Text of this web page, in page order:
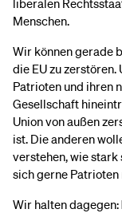
liberalen
Menschen.
Wir können gerade
die EU zu
Patrioten und ihren
Gesellschaft
Union von außen
ist. Die anderen
verstehen, wie stark
sich gerne Patrioten
Wir halten dagegen: